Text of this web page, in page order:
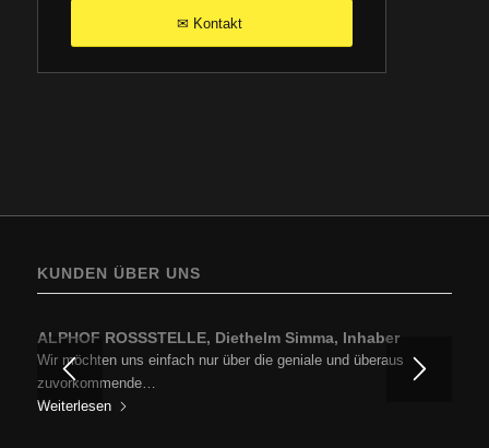
✉ Kontakt
KUNDEN ÜBER UNS
ALPHOF ROSSSTELLE, Diethelm Simma, Inhaber
Wir möchten uns einfach nur über die geniale und überaus
zuvorkommende…
Weiterlesen